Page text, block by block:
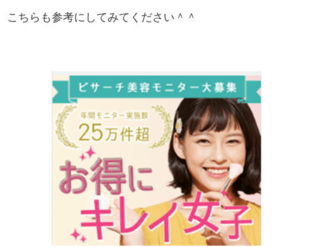
こちらも参考にしてみてください＾＾